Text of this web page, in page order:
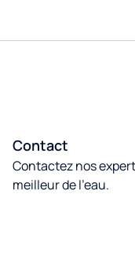
Contact
Contactez nos
meilleur de l’eau.